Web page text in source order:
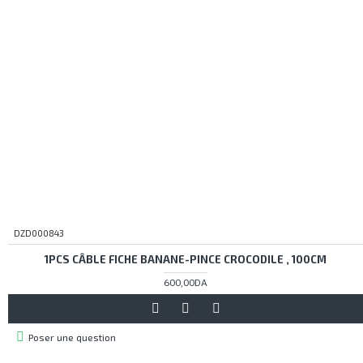
DZD000843
1PCS CÂBLE FICHE BANANE-PINCE CROCODILE , 100CM
600,00DA
Poser une question